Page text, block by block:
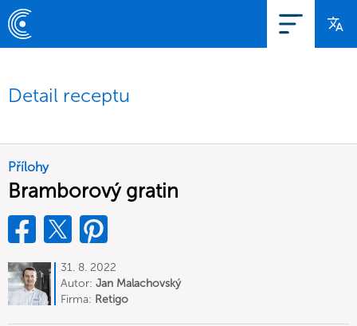
Detail receptu
Přílohy
Bramborový gratin
31. 8. 2022
Autor: Jan Malachovský
Firma: Retigo